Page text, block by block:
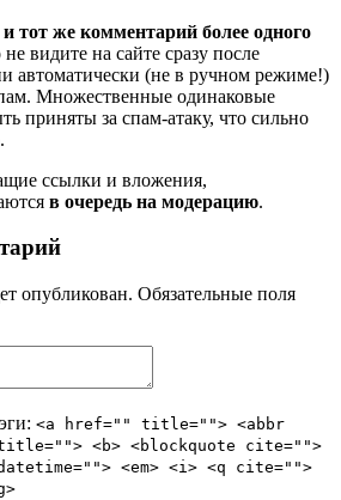
тот же комментарий более одного
видите на сайте сразу после
автоматически (не в ручном режиме!)
Множественные одинаковые
приняты за спам-атаку, что сильно
ссылки и вложения,
в очередь на модерацию.
опубликован. Обязательные поля
<a href="" title=""> <abbr
<b> <blockquote cite="">
<em> <i> <q cite="">